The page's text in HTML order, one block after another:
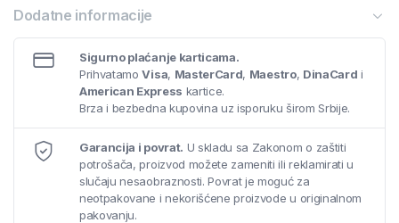
Dodatne informacije
Sigurno plaćanje karticama.
PrihvatamoVisa, MasterCard, Maestro, DinaCard i
American Express kartice.
Brza i bezbedna kupovina uz isporuku širom Srbije.
Garancija i povrat. U skladu sa Zakonom o zaštiti
potrošača, proizvod možete zameniti ili reklamirati u
slučaju nesaobraznosti. Povrat je moguć za
neotpakovane i nekorišćene proizvode u originalnom
pakovanju.